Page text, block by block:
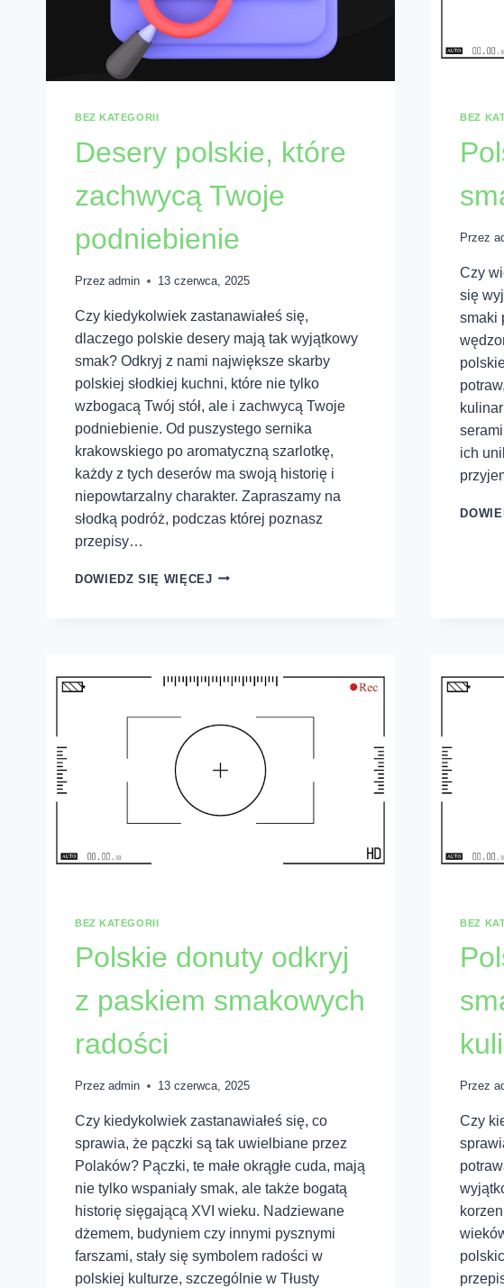
BEZ KATEGORII
Desery polskie, które
zachwycą Twoje
podniebienie
Przez admin 13 czerwca, 2025
Czy kiedykolwiek zastanawiałeś się,
dlaczego polskie desery mają tak wyjątkowy
smak? Odkryj z nami największe skarby
polskiej słodkiej kuchni, które nie tylko
wzbogacą Twój stół, ale i zachwycą Twoje
podniebienie. Od puszystego sernika
krakowskiego po aromatyczną szarlotkę,
każdy z tych deserów ma swoją historię i
niepowtarzalny charakter. Zapraszamy na
słodką podróż, podczas której poznasz
przepisy…
DOWIEDZ SIĘ WIĘCEJ
BEZ
Przez
Czy
się
smaki
ich
BEZ KATEGORII
Polskie donuty odkryj
z paskiem smakowych
radości
Przez admin 13 czerwca, 2025
Czy kiedykolwiek zastanawiałeś się, co
sprawia, że pączki są tak uwielbiane przez
Polaków? Pączki, te małe okrągłe cuda, mają
nie tylko wspaniały smak, ale także bogatą
historię sięgającą XVI wieku. Nadziewane
dżemem, budyniem czy innymi pysznymi
farszami, stały się symbolem radości w
polskiej kulturze, szczególnie w Tłusty
BEZ
Przez
Czy